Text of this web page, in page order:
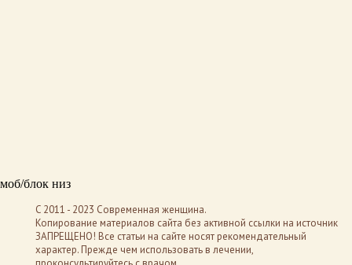
моб/блок низ
C 2011 - 2023 Современная женщина.
Копирование материалов сайта без активной ссылки на источник
ЗАПРЕЩЕНО! Все статьи на сайте носят рекомендательный
характер. Прежде чем использовать в лечении,